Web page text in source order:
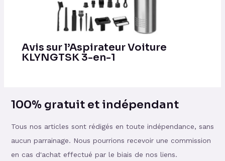
Avis sur l’Aspirateur Voiture
KLYNGTSK 3-en-1
100% gratuit et indépendant
Tous nos articles sont rédigés en toute indépendance, sans
aucun parrainage. Nous pourrions recevoir une commission
en cas d'achat effectué par le biais de nos liens.